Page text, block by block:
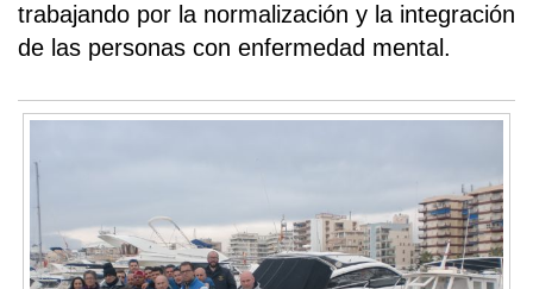
trabajando por la normalización y la integración
de las personas con enfermedad mental.